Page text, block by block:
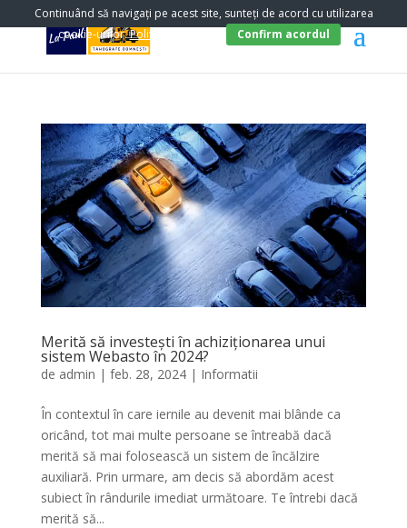
Merită să investești în achiziționarea unui
sistem Webasto în 2024?
de admin | feb. 28, 2024| Informatii
În contextul în care iernile au devenit mai blânde ca
oricând, tot mai multe persoane se întreabă dacă
merită să mai folosească un sistem de încălzire
auxiliară. Prin urmare, am decis să abordăm acest
subiect în rândurile imediat următoare. Te întrebi dacă
merită să...
Continuând să navigați pe acest site, sunteți de acord cu utilizarea
cookie-urilor.Politica Cookies Confirm acordul